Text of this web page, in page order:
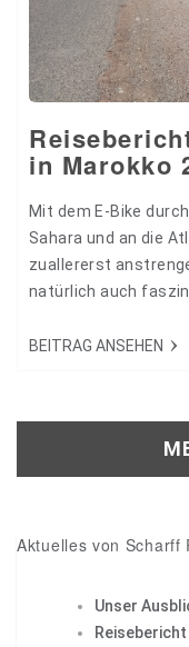
in Marokko
Mit dem E-Bike
Sahara und an die
zuallererst
natürlich auch
BEITRAG ANSEHEN
Aktuelles von Scharff
Unser